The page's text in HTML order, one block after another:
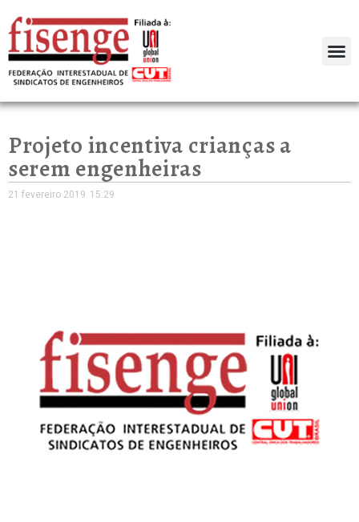
Projeto incentiva crianças a
serem engenheiras
21 fevereiro 2019 15:29